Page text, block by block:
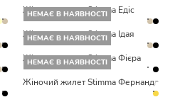
Жіночий жилет Stimma Едіс
НЕМАЄ В НАЯВНОСТІ
Жіночий жилет Stimma Ідая
НЕМАЄ В НАЯВНОСТІ
Жіночий жилет Stimma Фієра
НЕМАЄ В НАЯВНОСТІ
Жіночий жилет Stimma Фернанда